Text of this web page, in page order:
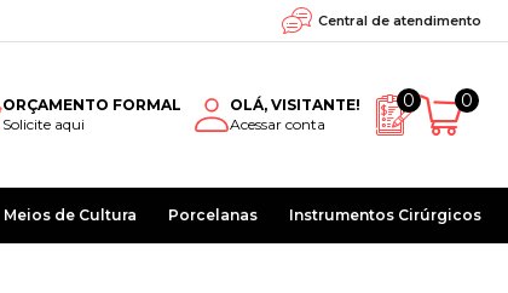
Central de atendimento
ORÇAMENTO FORMAL
Solicite aqui
OLÁ, VISITANTE!
Acessar conta
0 0
Meios de Cultura Porcelanas Instrumentos Cirúrgicos